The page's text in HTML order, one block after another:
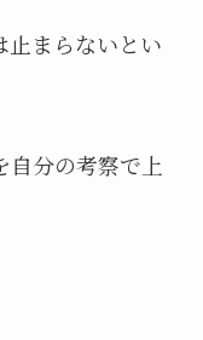
止まらないとい
分の考察で上